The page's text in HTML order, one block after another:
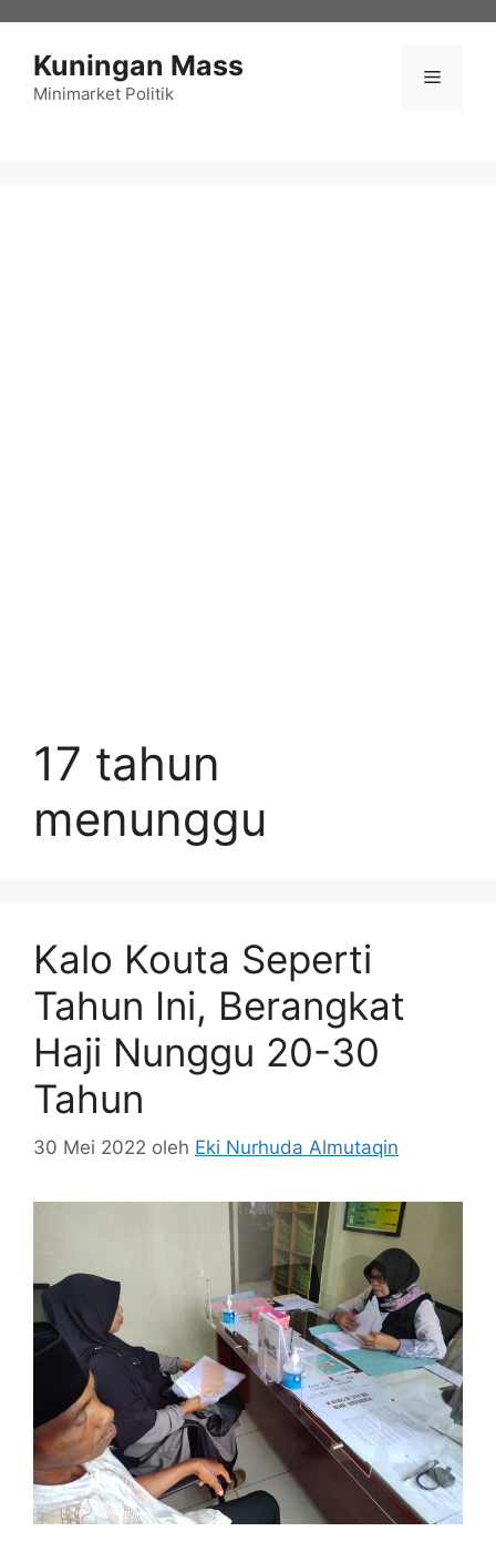
Kuningan Mass
Minimarket Politik
Menu
17 tahun
menunggu
Kalo Kouta Seperti
Tahun Ini, Berangkat
Haji Nunggu 20-30
Tahun
30 Mei 2022 oleh Eki Nurhuda Almutaqin